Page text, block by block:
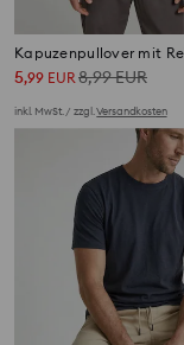
5,99 EUR8,99EUR
inkl. MwSt. / zzgl.Versandkosten